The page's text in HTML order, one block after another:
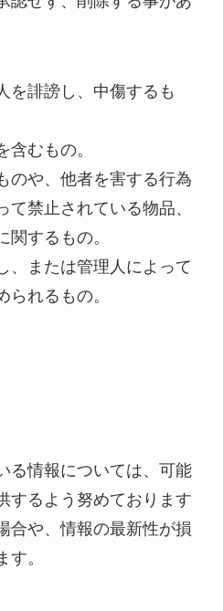
を誹謗し、中傷するも
むもの。
のや、他者を害する行為
禁止されている物品、
するもの。
、または管理人によって
れるもの。
る情報については、可能
するよう努めております
合や、情報の最新性が損
。